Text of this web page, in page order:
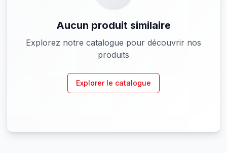
Aucun produit similaire
Explorez notre catalogue pour découvrir nos
produits
Explorer le catalogue